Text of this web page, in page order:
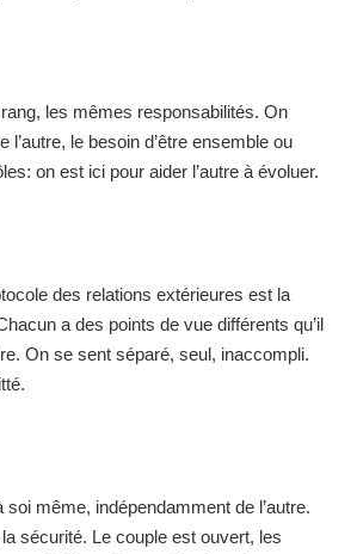
les mêmes responsabilités. On
l’autre, le besoin d’être ensemble ou
on est ici pour aider l’autre à évoluer.
des relations extérieures est la
a des points de vue différents qu’il
On se sent séparé, seul, inaccompli.
même, indépendamment de l’autre.
la sécurité. Le couple est ouvert, les